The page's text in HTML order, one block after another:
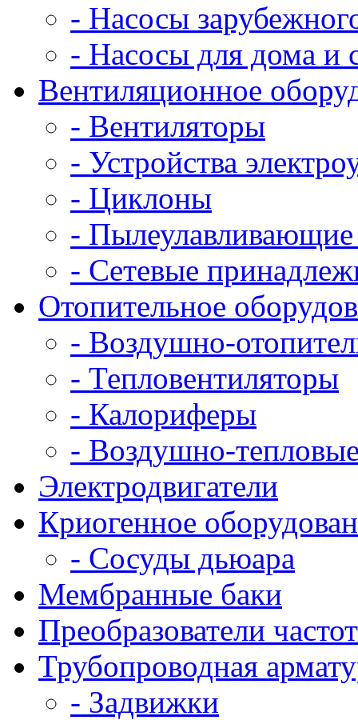
- Насосы
- Насосы для дома и
Вентиляционное
- Вентиляторы
- Устройства
- Циклоны
- Пылеулавливающие
- Сетевые
Отопительное
- Воздушно-
- Тепловентиляторы
- Калориферы
- Воздушно-
Электродвигатели
Криогенное
- Сосуды дьюара
Мембранные баки
Преобразователи
Трубопроводная
- Задвижки